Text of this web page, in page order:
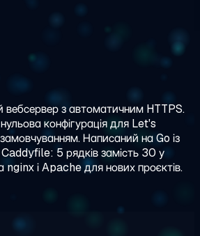
з автоматичним HTTPS.
конфігурація для Let's
Написаний на Go із
5 рядків замість 30 у
nginx і Apache для нових проєктів.